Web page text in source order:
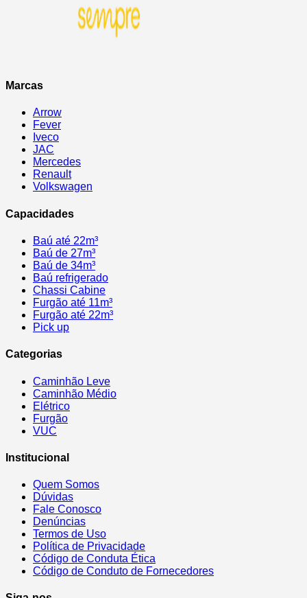
Marcas
Arrow
Fever
Iveco
JAC
Mercedes
Renault
Volkswagen
Capacidades
Baú até 22m³
Baú de 27m³
Baú de 34m³
Baú refrigerado
Chassi Cabine
Furgão até 11m³
Furgão até 22m³
Pick up
Categorias
Caminhão Leve
Caminhão Médio
Elétrico
Furgão
VUC
Institucional
Quem Somos
Dúvidas
Fale Conosco
Denúncias
Termos de Uso
Política de Privacidade
Código de Conduta Ética
Código de Conduto de Fornecedores